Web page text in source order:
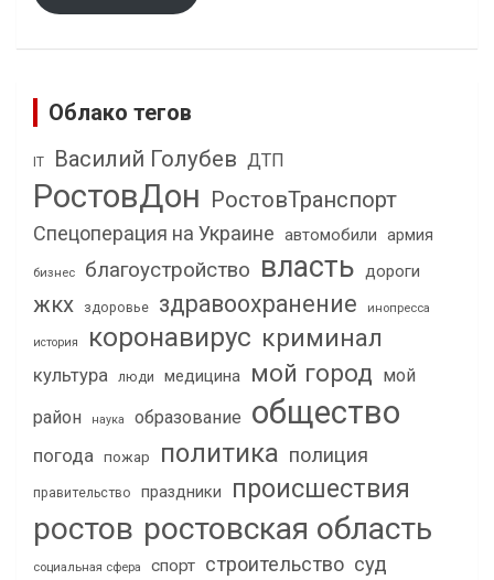
Облако тегов
IT Василий Голубев ДТП
РостовДон РостовТранспорт
Спецоперация на Украине автомобили армия
бизнес благоустройство власть дороги
жкх здоровье здравоохранение инопресса
история коронавирус криминал
культура люди медицина мой город мой
район
наука образование общество
погода пожар политика полиция
правительство праздники происшествия
ростов ростовская область
социальная сфера спорт строительство суд